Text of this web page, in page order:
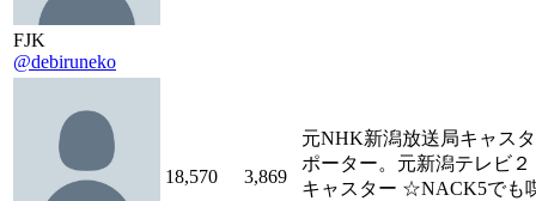
FJK
@debiruneko
18,570 3,869
元NHK新潟放送局キャス
ポーター。元新潟テレビ２
キャスター ☆NACK5でも